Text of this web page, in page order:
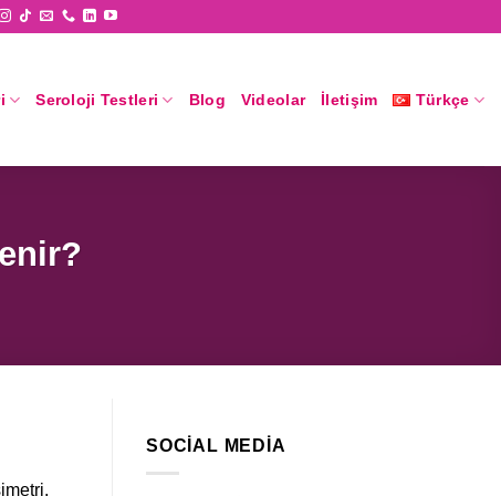
Seroloji Testleri Blog Videolar İletişim Türkçe
SOCIAL MEDIA